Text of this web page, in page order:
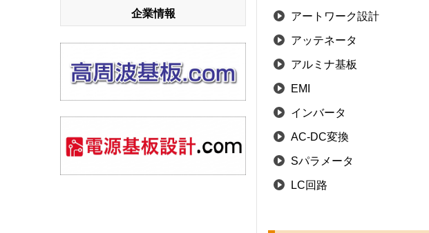
アートワーク設計
アッテネータ
アルミナ基板
EMI
インバータ
AC-DC変換
Sパラメータ
LC回路
企業情報